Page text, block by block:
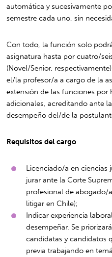
automática y sucesivamente
semestre cada uno, sin
Con todo, la función solo
asignatura hasta por cuatro/
(Novel/Senior,
el/la profesor/a a cargo de la
extensión de las funciones por
adicionales, acreditando ante
desempeño del/de la
Requisitos del cargo
Licenciado/a en ciencias
jurar ante la Corte
profesional de abogado/
litigar en Chile);
Indicar experiencia
desempeñar. Se
candidatas y candidatos
previa trabajando en